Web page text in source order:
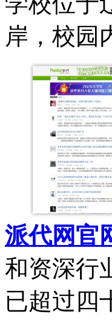
岸，校园
派代网官
和资深行
已超过四